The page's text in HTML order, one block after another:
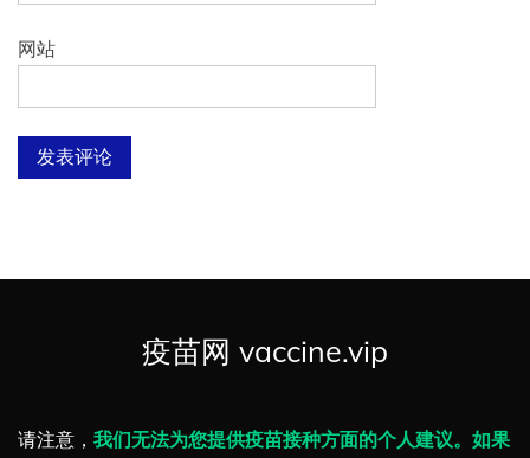
网站
疫苗网 vaccine.vip
请注意， 我们无法为您提供疫苗接种方面的个人建议。如果